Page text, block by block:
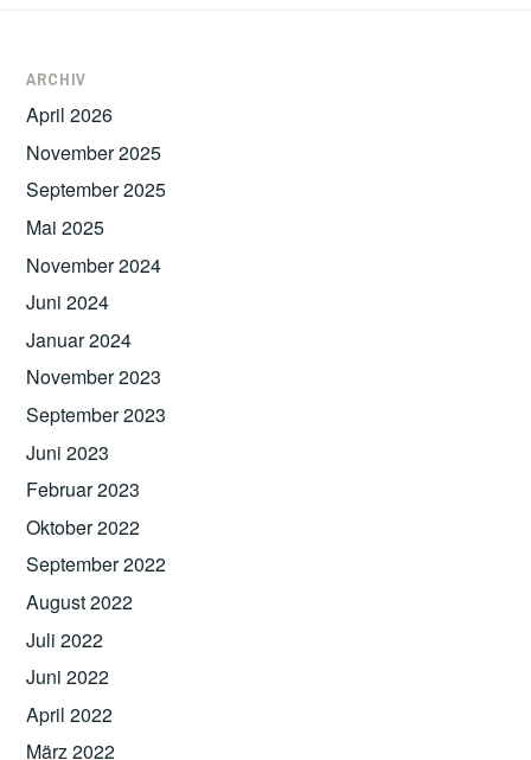
ARCHIV
April 2026
November 2025
September 2025
Mai 2025
November 2024
Juni 2024
Januar 2024
November 2023
September 2023
Juni 2023
Februar 2023
Oktober 2022
September 2022
August 2022
Juli 2022
Juni 2022
April 2022
März 2022